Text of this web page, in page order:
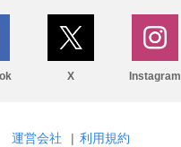
X Instagram
運営会社 | 利用規約